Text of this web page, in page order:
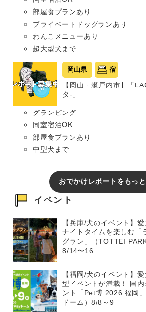
部屋食プランあり
プライベートドッグランあり
わんこメニューあり
超大型犬まで
岡山県 宿
【岡山・瀬戸内市】「
タ-」
グランピング
同室宿泊OK
部屋食プランあり
中型犬まで
おでかけレポートをもっ
イベント
【兵庫/犬のイベント】
ナイトタイムを楽しむ「
グラン」（TOTTEI
8/14〜16
【福岡/犬のイベント】
型イベントが満載！ 国
ント「Pet博 2026 福岡
ドーム）8/8～9